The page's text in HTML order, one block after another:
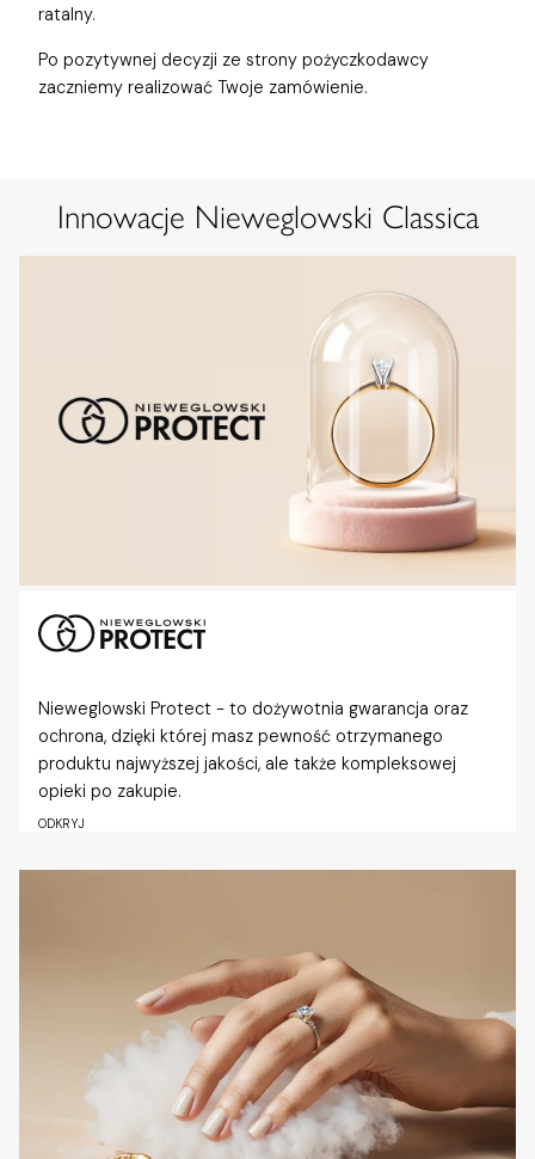
ratalny.
Po pozytywnej decyzji ze strony pożyczkodawcy
zaczniemy realizować Twoje zamówienie.
Innowacje Nieweglowski Classica
Nieweglowski Protect - to dożywotnia gwarancja oraz
ochrona, dzięki której masz pewność otrzymanego
produktu najwyższej jakości, ale także kompleksowej
opieki po zakupie.
ODKRYJ